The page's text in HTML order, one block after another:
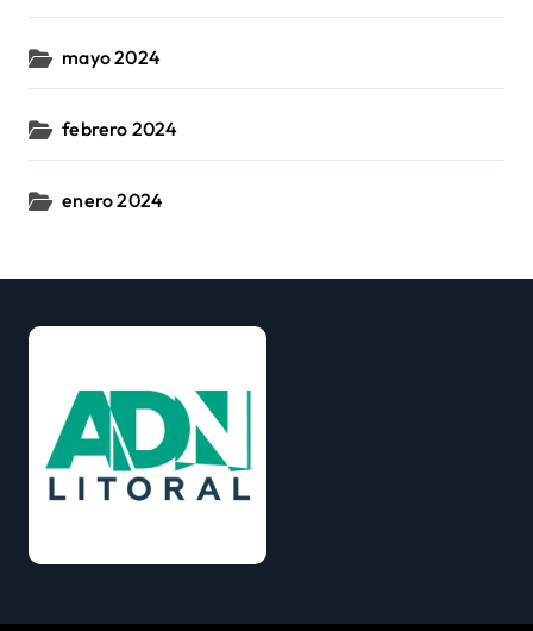
mayo 2024
febrero 2024
enero 2024